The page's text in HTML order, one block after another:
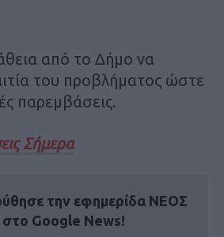
από το Δήμο να
του προβλήματος ώστε
παρεμβάσεις.
Σήμερα
την εφημερίδα ΝΕΟΣ
Google News!